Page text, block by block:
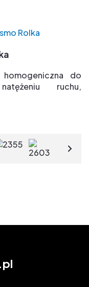
z matowym
jakość powietrza
do
ruchu,
ścieranie
zabezpieczenie
=> łatwe